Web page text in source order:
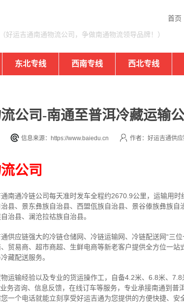
首页
（好运吉通南通物流公司，争做南通物流领导品牌！）
东北专线 西南专线 西北专线
公司-南通至普洱冷藏运输
信息来源：https://www.baiedu.cn 作者：好运吉通供应
公司
南通冷链公司每天准时发车全程约2670.9公里，运输用
县、景东彝族自治县、西盟佤族自治县、景谷傣族彝族
治县、澜沧拉祜族自治县。
供应链强大的冷链仓储网、冷链运输网、冷链配送网“三
贸易商、超市商超、生鲜电商等新老客户提供全方位一
藏配送服务。
运输经验以及专业的货运操作工，自备4.2米、6.8米、
务咨询、信息反馈，在线订车等服务， 专业承接南通到普
一个电话就能立刻享受好运吉通为您提供的方便快捷、安